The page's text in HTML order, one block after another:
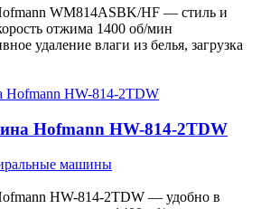
WM814ASBK/HF — стиль и
отжима 1400 об/мин
удаление влаги из белья, загрузка
Hofmann HW-814-2TDW
машины
HW-814-2TDW — удобно в